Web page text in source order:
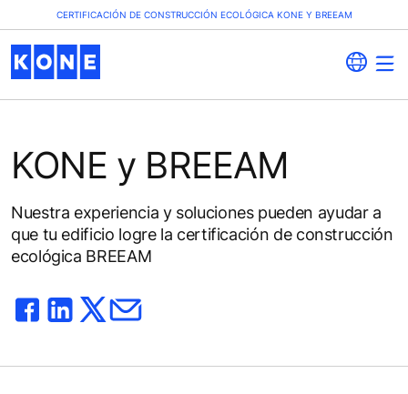
CERTIFICACIÓN DE CONSTRUCCIÓN ECOLÓGICA KONE Y BREEAM
KONE y BREEAM
Nuestra experiencia y soluciones pueden ayudar a
que tu edificio logre la certificación de construcción
ecológica BREEAM